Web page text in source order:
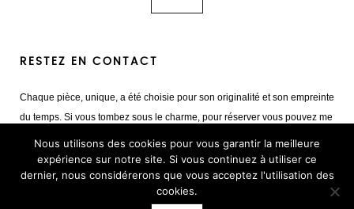
RESTEZ EN CONTACT
Chaque pièce, unique, a été choisie pour son originalité et son empreinte
du temps. Si vous tombez sous le charme, pour réserver vous pouvez me
contacter
Mail :giulia@cestvintage.com
Tél : +33(0) 6 22 65 93 17
Nous utilisons des cookies pour vous garantir la meilleure
expérience sur notre site. Si vous continuez à utiliser ce
dernier, nous considérerons que vous acceptez l'utilisation des
cookies.